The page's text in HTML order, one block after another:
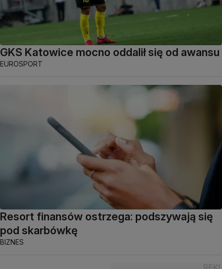
GKS Katowice mocno oddalił się od awansu
EUROSPORT
Resort finansów ostrzega: podszywają się
pod skarbówkę
BIZNES